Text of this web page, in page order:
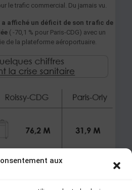
aux
le trafic commercial. Du jamais vu.
a affiché un déficit de son trafic de
( -70,1 % pour Paris-CDG) avec un
de la plateforme aéroportuaire.